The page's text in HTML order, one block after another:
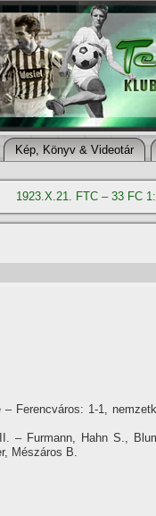
Kép, Könyv & Videotár
1923.X.21. FTC – 33 FC
Ferencváros: 1-1,
– Furmann, Hahn S.,
Mészáros B.